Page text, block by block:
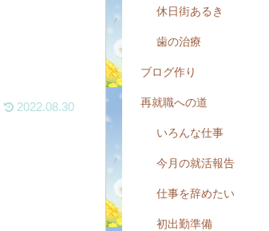
2022.08.30
休日街あるき
歯の治療
ブログ作り
再就職への道
いろんな仕事
今月の就活報告
仕事を辞めたい
初出勤準備